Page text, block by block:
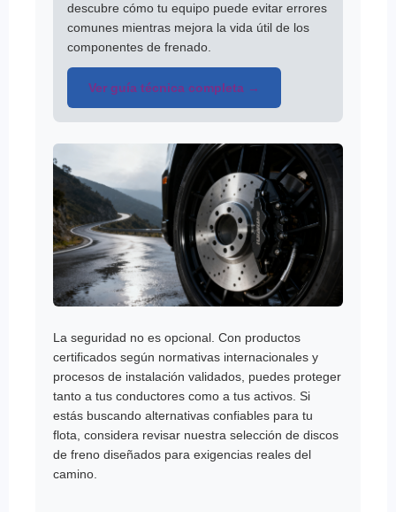
descubre cómo tu equipo puede evitar errores
comunes mientras mejora la vida útil de los
componentes de frenado.
Ver guía técnica completa →
La seguridad no es opcional. Con productos
certificados según normativas internacionales y
procesos de instalación validados, puedes proteger
tanto a tus conductores como a tus activos. Si
estás buscando alternativas confiables para tu
flota, considera revisar nuestra selección de discos
de freno diseñados para exigencias reales del
camino.